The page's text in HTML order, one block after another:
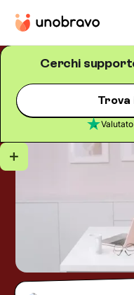
Cerchi
Trova
Valutato
Lo